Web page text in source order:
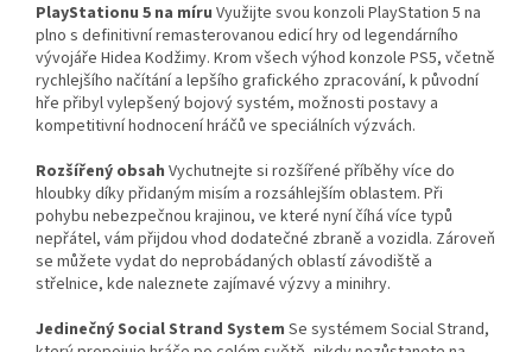
PlayStationu 5 na míru Využijte svou konzoli PlayStation 5 na
plno s definitivní remasterovanou edicí hry od legendárního
vývojáře Hidea Kodžimy. Krom všech výhod konzole PS5, včetně
rychlejšího načítání a lepšího grafického zpracování, k původní
hře přibyl vylepšený bojový systém, možnosti postavy a
kompetitivní hodnocení hráčů ve speciálních výzvách.
Rozšířený obsah Vychutnejte si rozšířené příběhy více do
hloubky díky přidaným misím a rozsáhlejším oblastem. Při
pohybu nebezpečnou krajinou, ve které nyní číhá více typů
nepřátel, vám přijdou vhod dodatečné zbraně a vozidla. Zároveň
se můžete vydat do neprobádaných oblastí závodiště a
střelnice, kde naleznete zajímavé výzvy a minihry.
Jedinečný Social Strand System Se systémem Social Strand,